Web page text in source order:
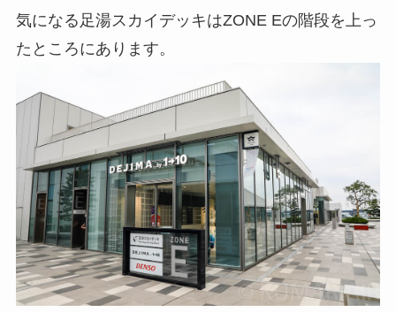
気になる足湯スカイデッキはZONE Eの階段を上っ
たところにあります。